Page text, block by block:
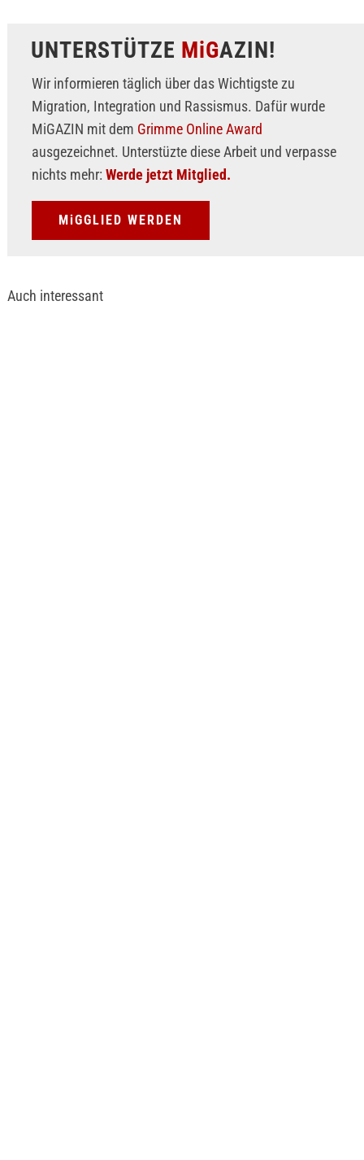
UNTERSTÜTZE MiGAZIN!
Wir informieren täglich über das Wichtigste zu
Migration, Integration und Rassismus. Dafür wurde
MiGAZIN mit dem Grimme Online Award
ausgezeichnet. Unterstüzte diese Arbeit und verpasse
nichts mehr: Werde jetzt Mitglied.
MiGGLIED WERDEN
Auch interessant